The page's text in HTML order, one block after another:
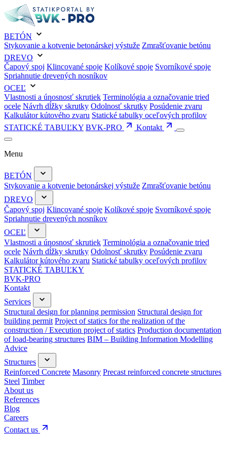
BETÓN
Stykovanie a kotvenie betonárskej výstuže Zmrašťovanie betónu
DREVO
Čapový spoj Klincované spoje Kolíkové spoje Svorníkové spoje
Spriahnutie drevených nosníkov
OCEĽ
Vlastnosti a únosnosť skrutiek Terminológia a označovanie tried
ocele Návrh dĺžky skrutky Odolnosť skrutky Posúdenie zvaru
Kalkulátor kútového zvaru Statické tabulky oceľových profilov
STATICKÉ TABUĽKY BVK-PRO Kontakt
Menu
BETÓN
Stykovanie a kotvenie betonárskej výstuže Zmrašťovanie betónu
DREVO
Čapový spoj Klincované spoje Kolíkové spoje Svorníkové spoje
Spriahnutie drevených nosníkov
OCEĽ
Vlastnosti a únosnosť skrutiek Terminológia a označovanie tried
ocele Návrh dĺžky skrutky Odolnosť skrutky Posúdenie zvaru
Kalkulátor kútového zvaru Statické tabulky oceľových profilov
STATICKÉ TABUĽKY
BVK-PRO
Kontakt
Services
Structural design for planning permission Structural design for
building permit Project of statics for the realization of the
construction / Execution project of statics Production documentation
of load-bearing structures BIM – Building Information Modelling
Advice
Structures
Reinforced Concrete Masonry Precast reinforced concrete structures
Steel Timber
About us
References
Blog
Careers
Contact us